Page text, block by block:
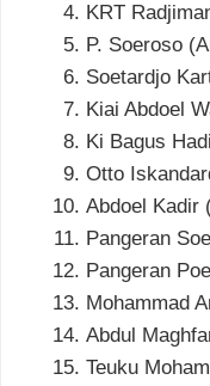
KRT
P. Soeroso
Soetardjo
Kiai Abdoel
Ki Bagus
Otto
Abdoel Kadir
Pangeran
Pangeran
Mohammad
Abdul
Teuku